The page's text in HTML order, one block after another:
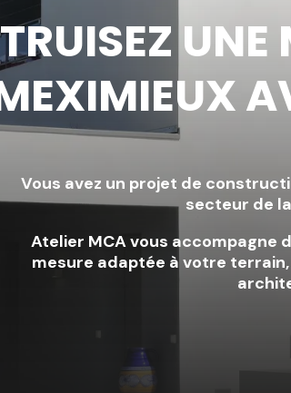
UNE
Vous avez un projet de
secteur de la
Atelier MCA vous accompagne
mesure adaptée à votre